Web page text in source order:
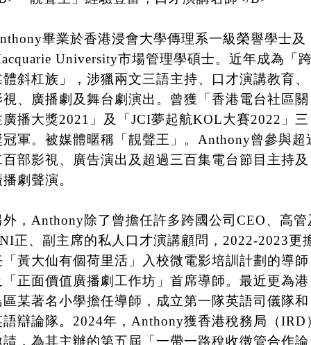
畢業於香港浸會大學傳理系一級榮譽學士及
University市場管理學碩士。近年成為「
體斜杠族」，涉獵兩文三語主持、口才演講教育、
視、廣播劇及舞台劇演出。曾獲「香港電台社區關
廣播大獎2021」及「JCI夢起航KOL大賽2022」三
冠軍。被媒體暱稱「靚聲王」。Anthony曾參與超
百部影視、廣告演出及超過三百集電台節目主持及
劇聲演。
外，Anthony除了曾擔任許多跨國公司CEO、高管
正、副主席的私人口才演講顧問，2022-2023更
「黃大仙有個荷里活」入校微電影培訓計劃的導師
「正面價值廣播劇工作坊」首席導師。最近更為港
區某著名小學擔任導師，成立第一隊英語司儀隊和
語辯論隊。2024年，Anthony獲香港稅務局（IRD
請，為其主辦的第五屆「一帶一路稅收徵管合作論